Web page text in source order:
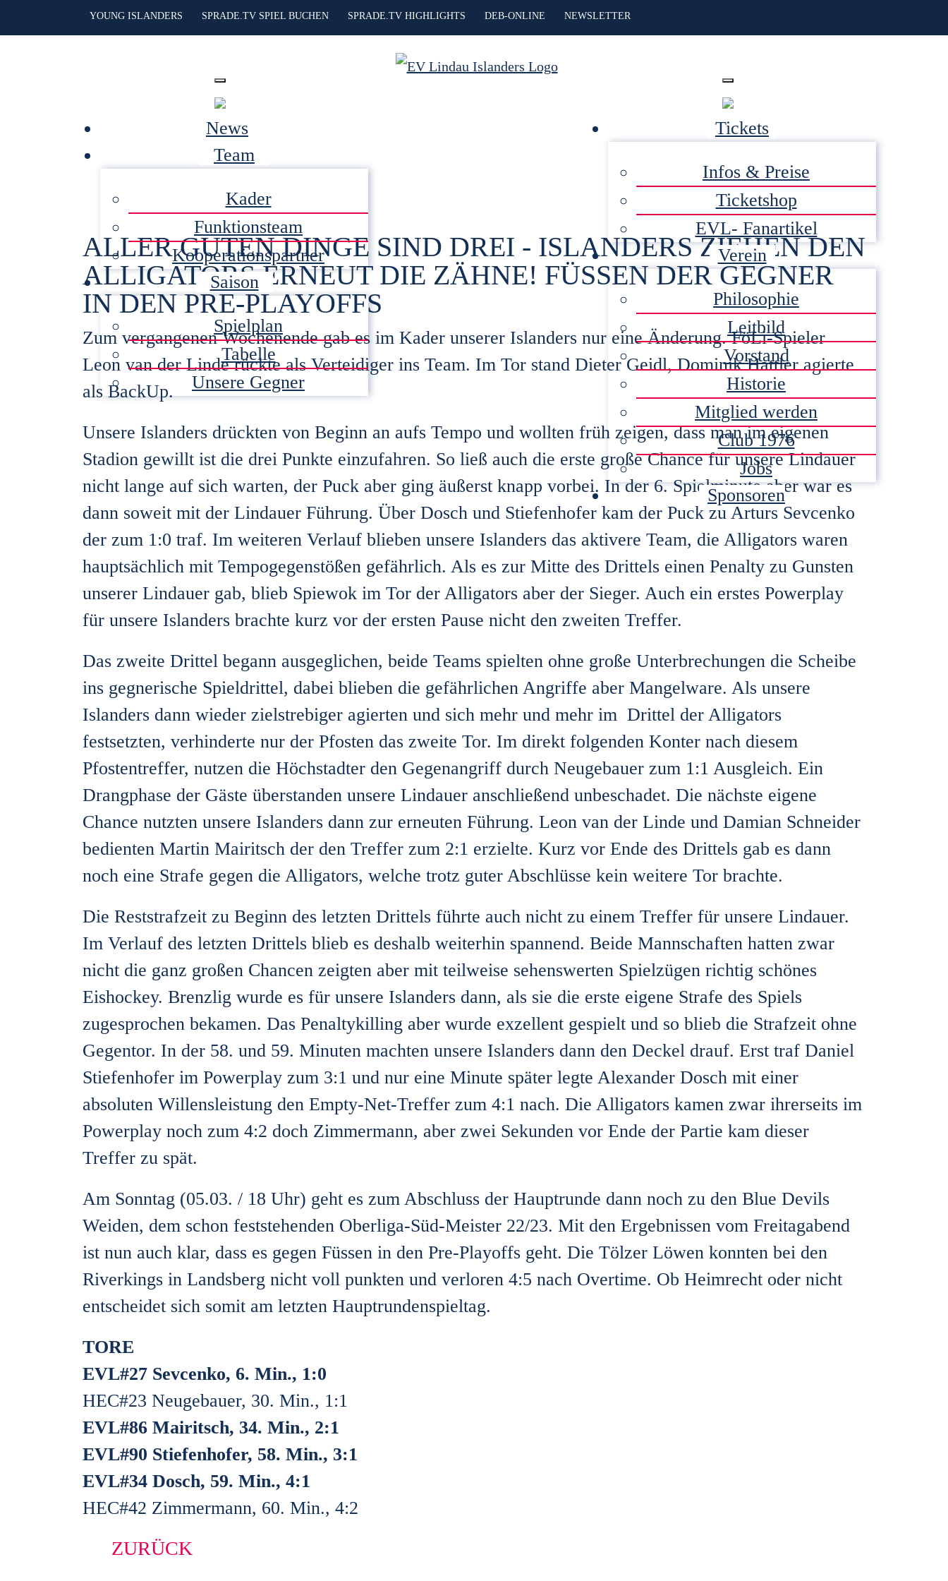
YOUNG ISLANDERS SPRADE.TV SPIEL BUCHEN SPRADE.TV HIGHLIGHTS DEB-ONLINE NEWSLETTER
News
Team
Kader
Funktionsteam
Kooperationspartner
Saison
Spielplan
Tabelle
Unsere Gegner
Tickets
Infos & Preise
Ticketshop
EVL- Fanartikel
Verein
Philosophie
Leitbild
Vorstand
Historie
Mitglied werden
Club 1976
Jobs
Sponsoren
ALLER GUTEN DINGE SIND DREI - ISLANDERS ZIEHEN DEN
ALLIGATORS ERNEUT DIE ZÄHNE! FÜSSEN DER GEGNER
IN DEN PRE-PLAYOFFS
Zum vergangenen Wochenende gab es im Kader unserer Islanders nur eine Änderung. FöLi-Spieler
Leon van der Linde rückte als Verteidiger ins Team. Im Tor stand Dieter Geidl, Dominik Hattler agierte
als BackUp.
Unsere Islanders drückten von Beginn an aufs Tempo und wollten früh zeigen, dass man im eigenen
Stadion gewillt ist die drei Punkte einzufahren. So ließ auch die erste große Chance für unsere Lindauer
nicht lange auf sich warten, der Puck aber ging äußerst knapp vorbei. In der 6. Spielminute aber war es
dann soweit mit der Lindauer Führung. Über Dosch und Stiefenhofer kam der Puck zu Arturs Sevcenko
der zum 1:0 traf. Im weiteren Verlauf blieben unsere Islanders das aktivere Team, die Alligators waren
hauptsächlich mit Tempogegenstößen gefährlich. Als es zur Mitte des Drittels einen Penalty zu Gunsten
unserer Lindauer gab, blieb Spiewok im Tor der Alligators aber der Sieger. Auch ein erstes Powerplay
für unsere Islanders brachte kurz vor der ersten Pause nicht den zweiten Treffer.
Das zweite Drittel begann ausgeglichen, beide Teams spielten ohne große Unterbrechungen die Scheibe
ins gegnerische Spieldrittel, dabei blieben die gefährlichen Angriffe aber Mangelware. Als unsere
Islanders dann wieder zielstrebiger agierten und sich mehr und mehr im Drittel der Alligators
festsetzten, verhinderte nur der Pfosten das zweite Tor. Im direkt folgenden Konter nach diesem
Pfostentreffer, nutzen die Höchstadter den Gegenangriff durch Neugebauer zum 1:1 Ausgleich. Ein
Drangphase der Gäste überstanden unsere Lindauer anschließend unbeschadet. Die nächste eigene
Chance nutzten unsere Islanders dann zur erneuten Führung. Leon van der Linde und Damian Schneider
bedienten Martin Mairitsch der den Treffer zum 2:1 erzielte. Kurz vor Ende des Drittels gab es dann
noch eine Strafe gegen die Alligators, welche trotz guter Abschlüsse kein weitere Tor brachte.
Die Reststrafzeit zu Beginn des letzten Drittels führte auch nicht zu einem Treffer für unsere Lindauer.
Im Verlauf des letzten Drittels blieb es deshalb weiterhin spannend. Beide Mannschaften hatten zwar
nicht die ganz großen Chancen zeigten aber mit teilweise sehenswerten Spielzügen richtig schönes
Eishockey. Brenzlig wurde es für unsere Islanders dann, als sie die erste eigene Strafe des Spiels
zugesprochen bekamen. Das Penaltykilling aber wurde exzellent gespielt und so blieb die Strafzeit ohne
Gegentor. In der 58. und 59. Minuten machten unsere Islanders dann den Deckel drauf. Erst traf Daniel
Stiefenhofer im Powerplay zum 3:1 und nur eine Minute später legte Alexander Dosch mit einer
absoluten Willensleistung den Empty-Net-Treffer zum 4:1 nach. Die Alligators kamen zwar ihrerseits im
Powerplay noch zum 4:2 doch Zimmermann, aber zwei Sekunden vor Ende der Partie kam dieser
Treffer zu spät.
Am Sonntag (05.03. / 18 Uhr) geht es zum Abschluss der Hauptrunde dann noch zu den Blue Devils
Weiden, dem schon feststehenden Oberliga-Süd-Meister 22/23. Mit den Ergebnissen vom Freitagabend
ist nun auch klar, dass es gegen Füssen in den Pre-Playoffs geht. Die Tölzer Löwen konnten bei den
Riverkings in Landsberg nicht voll punkten und verloren 4:5 nach Overtime. Ob Heimrecht oder nicht
entscheidet sich somit am letzten Hauptrundenspieltag.
TORE
EVL#27 Sevcenko, 6. Min., 1:0
HEC#23 Neugebauer, 30. Min., 1:1
EVL#86 Mairitsch, 34. Min., 2:1
EVL#90 Stiefenhofer, 58. Min., 3:1
EVL#34 Dosch, 59. Min., 4:1
HEC#42 Zimmermann, 60. Min., 4:2
ZURÜCK